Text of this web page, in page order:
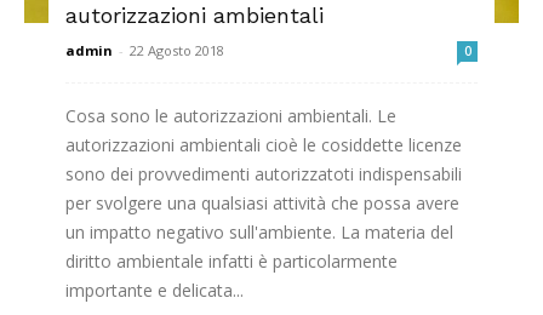
autorizzazioni ambientali
admin - 22 Agosto 2018 0
Cosa sono le autorizzazioni ambientali. Le
autorizzazioni ambientali cioè le cosiddette licenze
sono dei provvedimenti autorizzatoti indispensabili
per svolgere una qualsiasi attività che possa avere
un impatto negativo sull'ambiente. La materia del
diritto ambientale infatti è particolarmente
importante e delicata...